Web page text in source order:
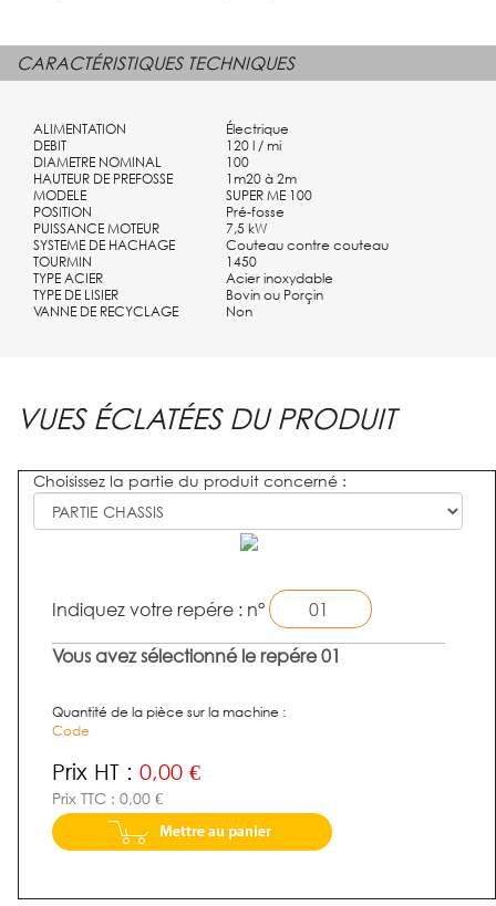
CARACTÉRISTIQUES TECHNIQUES
ALIMENTATION
Électrique
DEBIT
120 l / mi
DIAMETRE NOMINAL
100
HAUTEUR DE PREFOSSE
1m20 à 2m
MODELE
SUPER ME 100
POSITION
Pré-fosse
PUISSANCE MOTEUR
7,5 kW
SYSTEME DE HACHAGE
Couteau contre couteau
TOURMIN
1450
TYPE ACIER
Acier inoxydable
TYPE DE LISIER
Bovin ou Porçin
VANNE DE RECYCLAGE
Non
VUES ÉCLATÉES DU PRODUIT
Choisissez la partie du produit concerné :
Indiquez votre repére : n°
Vous avez sélectionné le repére 01
Quantité de la pièce sur la machine :
Code
Prix HT : 0,00 €
Prix TTC : 0,00 €